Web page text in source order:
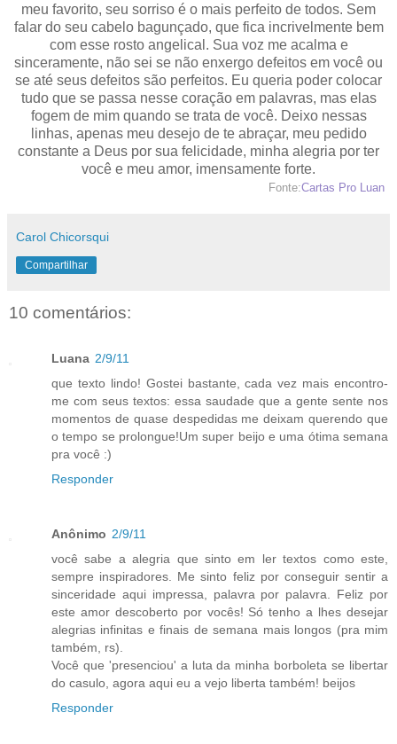
meu favorito, seu sorriso é o mais perfeito de todos. Sem
falar do seu cabelo bagunçado, que fica incrivelmente bem
com esse rosto angelical. Sua voz me acalma e
sinceramente, não sei se não enxergo defeitos em você ou
se até seus defeitos são perfeitos. Eu queria poder colocar
tudo que se passa nesse coração em palavras, mas elas
fogem de mim quando se trata de você. Deixo nessas
linhas, apenas meu desejo de te abraçar, meu pedido
constante a Deus por sua felicidade, minha alegria por ter
você e meu amor, imensamente forte.
Fonte:Cartas Pro Luan
Carol Chicorsqui
Compartilhar
10 comentários:
Luana 2/9/11
que texto lindo! Gostei bastante, cada vez mais encontro-
me com seus textos: essa saudade que a gente sente nos
momentos de quase despedidas me deixam querendo que
o tempo se prolongue!Um super beijo e uma ótima semana
pra você :)
Responder
Anônimo 2/9/11
você sabe a alegria que sinto em ler textos como este,
sempre inspiradores. Me sinto feliz por conseguir sentir a
sinceridade aqui impressa, palavra por palavra. Feliz por
este amor descoberto por vocês! Só tenho a lhes desejar
alegrias infinitas e finais de semana mais longos (pra mim
também, rs).
Você que 'presenciou' a luta da minha borboleta se libertar
do casulo, agora aqui eu a vejo liberta também! beijos
Responder